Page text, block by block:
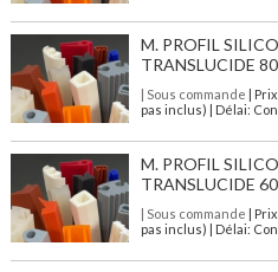
M. PROFIL
TRANSLUCIDE
| Sous commande |
pas inclus) | Délai:
M. PROFIL
TRANSLUCIDE
| Sous commande |
pas inclus) | Délai: